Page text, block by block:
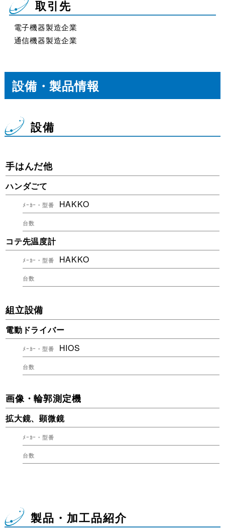
取引先
電子機器製造企業
通信機器製造企業
設備・製品情報
設備
手はんだ他
ハンダごて
HAKKO
コテ先温度計
HAKKO
組立設備
電動ドライバー
HIOS
画像・輪郭測定機
拡大鏡、顕微鏡
製品・加工品紹介